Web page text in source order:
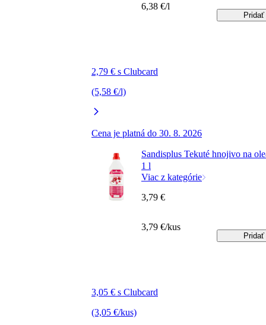
2,79 € s Clubcard
(5,58 €/l)
Cena je platná do 30. 8. 2026
6,38 €/l
Pridať
Sandisplus Tekuté hnojivo na
1 l
Viac z kategórie
3,05 € s Clubcard
(3,05 €/kus)
3,79 €
3,79 €/kus
Pridať